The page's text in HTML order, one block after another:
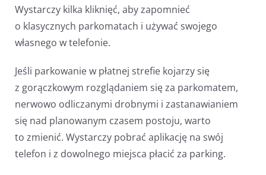
Wystarczy kilka kliknięć, aby zapomnieć
o klasycznych parkomatach i używać swojego
własnego w telefonie.
Jeśli parkowanie w płatnej strefie kojarzy się
z gorączkowym rozglądaniem się za parkomatem,
nerwowo odliczanymi drobnymi i zastanawianiem
się nad planowanym czasem postoju, warto
to zmienić. Wystarczy pobrać aplikację na swój
telefon i z dowolnego miejsca płacić za parking.